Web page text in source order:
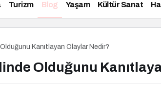
Turizm Blog Yaşam Kültür Sanat
Kanıtlayan Olaylar Nedir?
Olduğunu